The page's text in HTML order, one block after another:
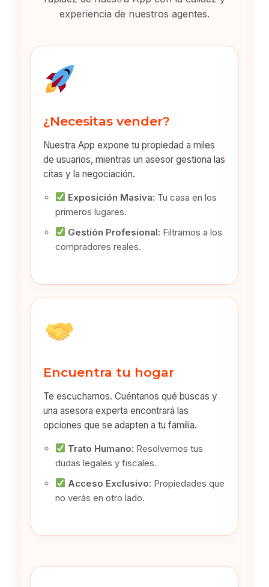
experiencia de nuestros agentes.
¿Necesitas vender?
Nuestra App expone tu propiedad a miles
de usuarios, mientras un asesor gestiona las
citas y la negociación.
Exposición Masiva: Tu casa en los
primeros lugares.
Gestión Profesional: Filtramos a los
compradores reales.
Encuentra tu hogar
Te escuchamos. Cuéntanos qué buscas y
una asesora experta encontrará las
opciones que se adapten a tu familia.
Trato Humano: Resolvemos tus
dudas legales y fiscales.
Acceso Exclusivo: Propiedades que
no verás en otro lado.